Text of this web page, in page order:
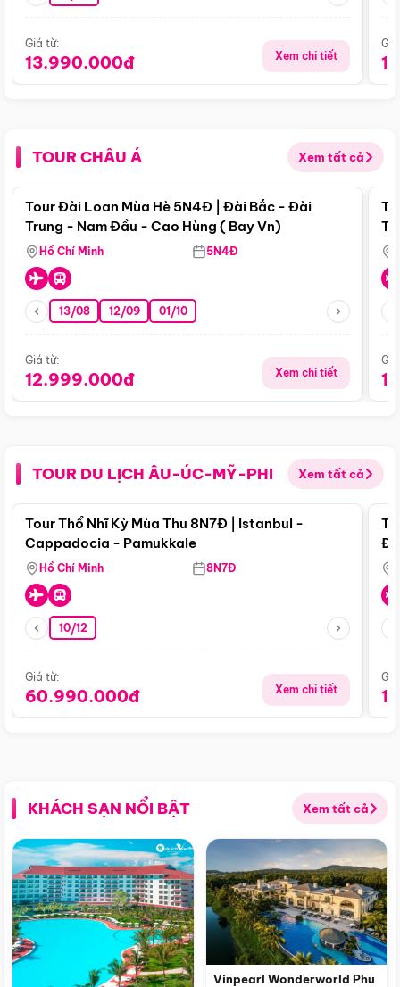
Giá từ:
13.990.000đ Xem chi tiết
TOUR CHÂU Á Xem tất cả
Điểm nổi bật
Tour Đài Loan Mùa Hè 5N4Đ | Đài Bắc - Đài
Trung - Nam Đầu - Cao Hùng ( Bay Vn)
Hồ Chí Minh 5N4Đ
13/08 12/09 01/10
Giá từ:
12.999.000đ Xem chi tiết
TOUR DU LỊCH ÂU-ÚC-MỸ-PHI Xem tất cả
Điểm nổi bật
Tour Thổ Nhĩ Kỳ Mùa Thu 8N7Đ | Istanbul -
Cappadocia - Pamukkale
Hồ Chí Minh 8N7Đ
10/12
Giá từ:
60.990.000đ Xem chi tiết
KHÁCH SẠN NỔI BẬT Xem tất cả
Vinpearl Wonderworld Phu